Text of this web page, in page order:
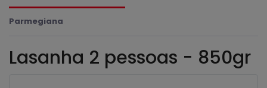
Parmegiana
Lasanha 2 pessoas - 850gr